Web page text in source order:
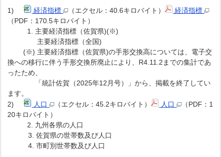
1) 経済指標 （エクセル：40.6キロバイト）
経済指標
（PDF：170.5キロバイト）
1. 主要経済指標（佐賀県)(※)
主要経済指標（全国)
(※) 主要経済指標（佐賀県)の手形交換高については、電子交
換への移行に伴う手形交換所廃止により、R4.11.2までの集計であ
ったため、
「統計佐賀（2025年12月号）」から、掲載を終了してい
ます。
2)
人口 （エクセル：45.2キロバイト） 人口
（PDF：1
20キロバイト）
2. 九州各県の人口
3. 佐賀県の世帯数及び人口
4. 市町別世帯数及び人口